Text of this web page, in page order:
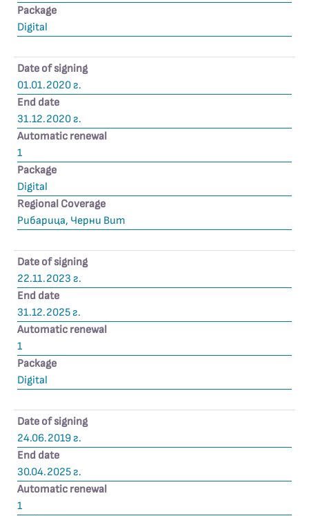
Package
Digital
Date of signing
01.01.2020 г.
End date
31.12.2020 г.
Automatic renewal
1
Package
Digital
Regional Coverage
Рибарица, Черни Вит
Date of signing
22.11.2023 г.
End date
31.12.2025 г.
Automatic renewal
1
Package
Digital
Date of signing
24.06.2019 г.
End date
30.04.2025 г.
Automatic renewal
1